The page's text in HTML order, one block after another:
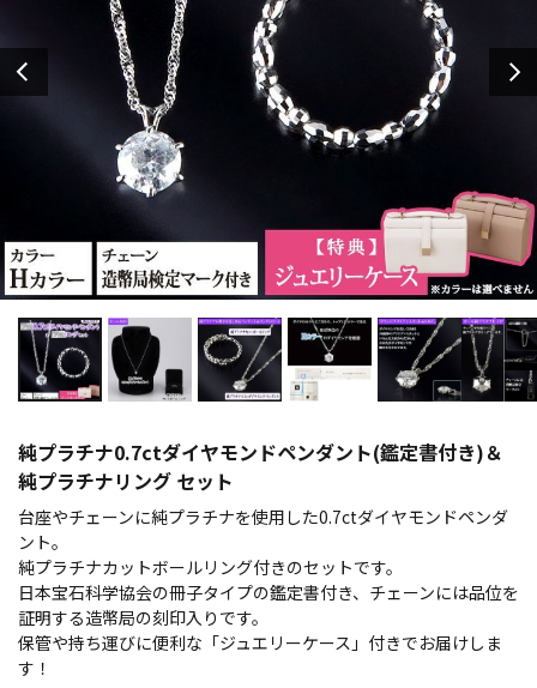
純プラチナ0.7ctダイヤモンドペンダント(鑑定書付き)＆
純プラチナリング セット
台座やチェーンに純プラチナを使用した0.7ctダイヤモンドペンダ
ント。
純プラチナカットボールリング付きのセットです。
日本宝石科学協会の冊子タイプの鑑定書付き、チェーンには品位を
証明する造幣局の刻印入りです。
保管や持ち運びに便利な「ジュエリーケース」付きでお届けしま
す！